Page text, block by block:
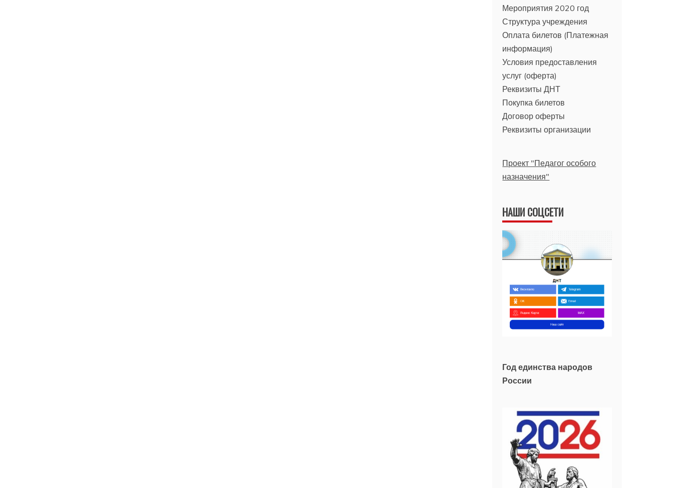
Мероприятия 2020 год
Структура учреждения
Оплата билетов (Платежная
информация)
Условия предоставления
услуг (оферта)
Реквизиты ДНТ
Покупка билетов
Договор оферты
Реквизиты организации
Проект "Педагог особого
назначения"
НАШИ СОЦСЕТИ
Год единства народов
России